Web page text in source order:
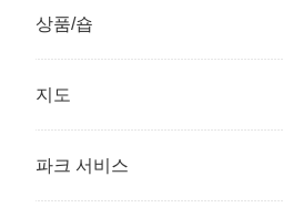
상품/숍
지도
파크 서비스